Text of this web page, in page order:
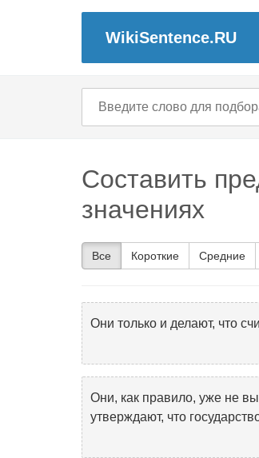
WikiSentence.RU
Составить
значениях
Все Короткие Средние
Они только и делают, что
Они, как правило, уже не
утверждают, что